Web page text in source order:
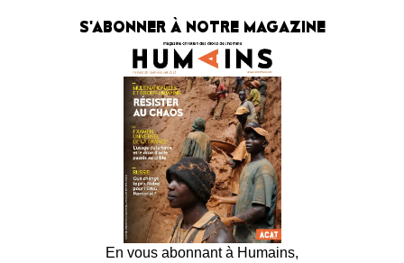
S'ABONNER À NOTRE MAGAZINE
En vous abonnant à Humains,